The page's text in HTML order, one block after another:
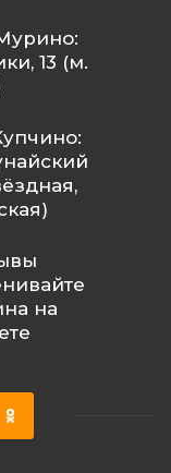
13 (м.